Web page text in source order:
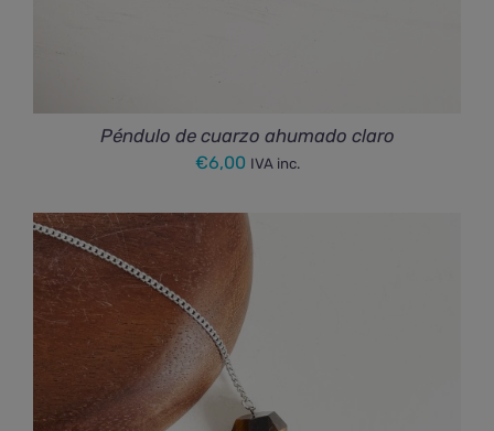
Péndulo de cuarzo ahumado claro
€6,00 IVA inc.